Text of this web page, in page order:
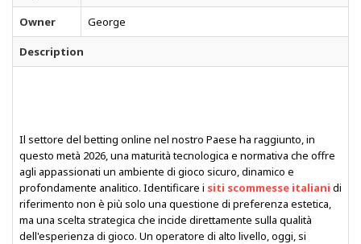
Owner George
Description
Il settore del betting online nel nostro Paese ha raggiunto, in
questo metà 2026, una maturità tecnologica e normativa che offre
agli appassionati un ambiente di gioco sicuro, dinamico e
profondamente analitico. Identificare i siti scommesse italiani di
riferimento non è più solo una questione di preferenza estetica,
ma una scelta strategica che incide direttamente sulla qualità
dell'esperienza di gioco. Un operatore di alto livello, oggi, si